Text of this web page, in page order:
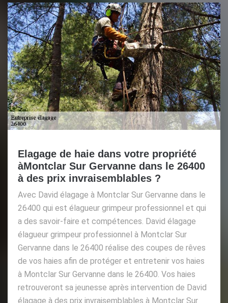
Elagage de haie dans votre propriété
àMontclar Sur Gervanne dans le 26400
à des prix invraisemblables ?
Avec David élagage à Montclar Sur Gervanne dans le
26400 qui est élagueur grimpeur professionnel et qui
a des savoir-faire et compétences. David élagage
élagueur grimpeur professionnel à Montclar Sur
Gervanne dans le 26400 réalise des coupes de rêves
de vos haies afin de protéger et entretenir vos haies
à Montclar Sur Gervanne dans le 26400. Vos haies
retrouveront sa jeunesse après intervention de David
élagage à des prix invraisemblables à Montclar Sur